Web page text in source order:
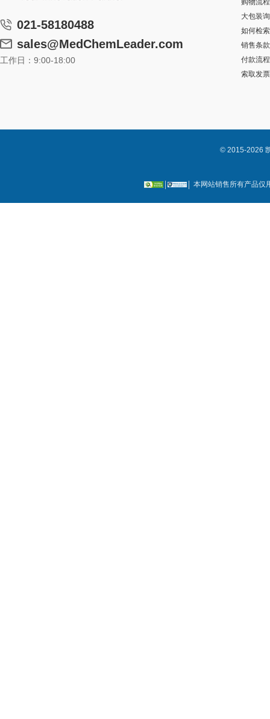
021-58180488
sales@MedChemLeader.com
工作日：9:00-18:00
购物流程
大包装
如何检索
销售条款
付款流程
索取发票
© 2015-2026
本网站销售所有产品仅